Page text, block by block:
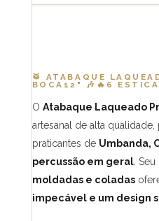
🥁 ATABAQUE
BOCA12" 🎶🔥 6
O Atabaque Laqueado
artesanal de alta
praticantes de Umbanda,
percussão em geral. Seu
moldadas e coladas
impecável e um design